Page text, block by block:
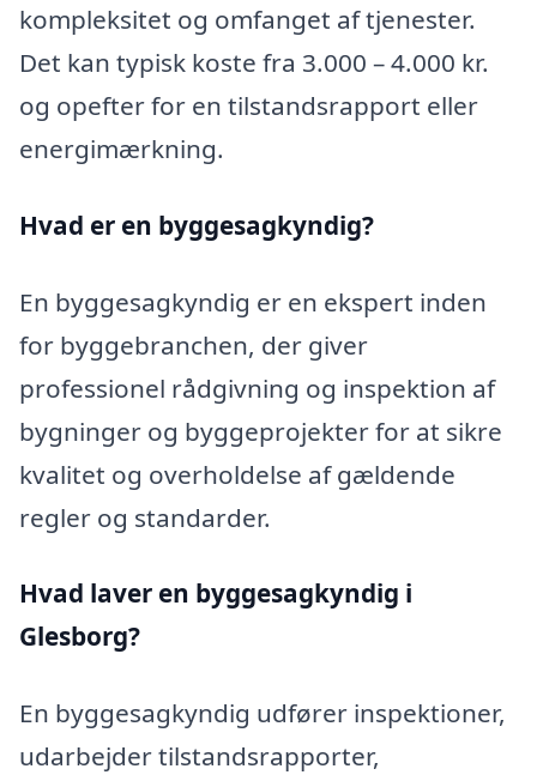
kompleksitet og omfanget af tjenester.
Det kan typisk koste fra 3.000 – 4.000 kr.
og opefter for en tilstandsrapport eller
energimærkning.
Hvad er en byggesagkyndig?
En byggesagkyndig er en ekspert inden
for byggebranchen, der giver
professionel rådgivning og inspektion af
bygninger og byggeprojekter for at sikre
kvalitet og overholdelse af gældende
regler og standarder.
Hvad laver en byggesagkyndig i
Glesborg?
En byggesagkyndig udfører inspektioner,
udarbejder tilstandsrapporter,